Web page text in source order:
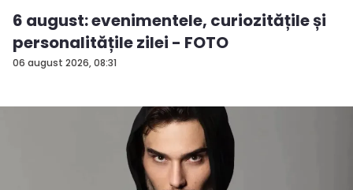
06 august 2026, 08:31
6 august: evenimentele, curiozitățile și
personalitățile zilei - FOTO